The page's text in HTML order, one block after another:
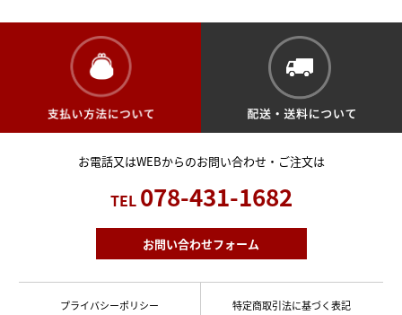
お電話又はWEBからのお問い合わせ・ご注文は
TEL 078-431-1682
お問い合わせフォーム
プライバシーポリシー 特定商取引法に基づく表記